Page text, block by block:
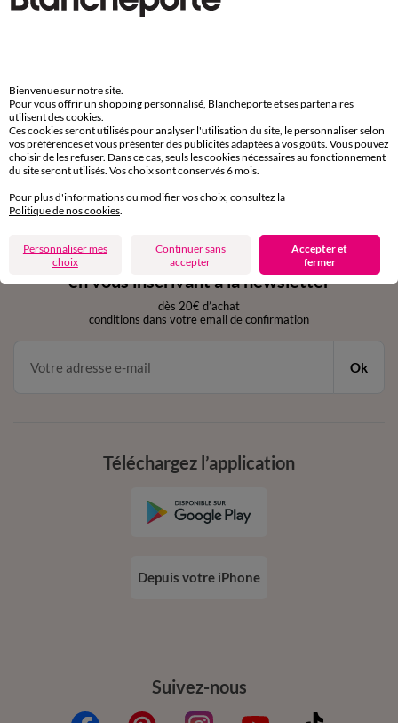
Retours gratuits
sous 30 jours avec Mondial Relay uniquement
Service clients
par chat et par téléphone
11€ Offerts
en vous inscrivant à la newsletter
dès 20€ d’achat
conditions dans votre email de confirmation
Ok
Suivez-nous
Téléchargez l’application
Depuis votre iPhone
Bienvenue sur notre site.
Pour vous offrir un shopping personnalisé, Blancheporte et ses partenaires
utilisent des cookies.
Ces cookies seront utilisés pour analyser l'utilisation du site, le personnaliser selon
vos préférences et vous présenter des publicités adaptées à vos goûts. Vous pouvez
choisir de les refuser. Dans ce cas, seuls les cookies nécessaires au fonctionnement
du site seront utilisés. Vos choix sont conservés 6 mois.
Pour plus d'informations ou modifier vos choix, consultez la
Politique de nos cookies.
Personnaliser mes
choix
Continuer sans
accepter
Accepter et
fermer